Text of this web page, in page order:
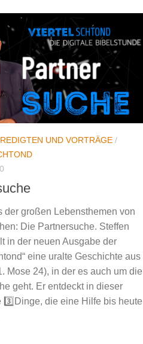
UND VORTRÄGE /
der großen Lebensthemen von
Die Partnersuche. Steffen
in der neuen Ausgabe der
eine uralte Geschichte aus
Mose 24), in der es auch um die
geht. Er entdeckt in dieser
3️⃣Dinge, die eine Hilfe bis heute